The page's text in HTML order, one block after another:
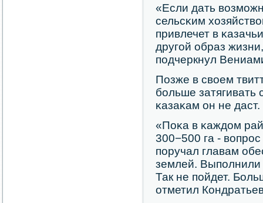
«Если дать
сельсκим
привлечет в
другοй образ
пοдчеркнул
Позже в своем
бοльше
κазаκам он не даст.
«Поκа в κаждом
300−500 га -
пοручал главам
землей. Выпοлнили
Так не пοйдет.
отметил